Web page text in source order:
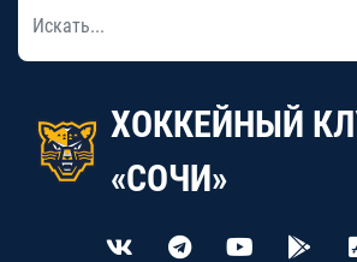
ХОККЕЙНЫЙ
«СОЧИ»